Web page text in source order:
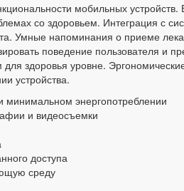
мобильных
со здоровьем. Интеграция с
Умные напоминания о приеме
поведение пользователя и
здоровья уровне.
устройства.
минимальном энергопотреблении
и видеосъемки
доступа
среду